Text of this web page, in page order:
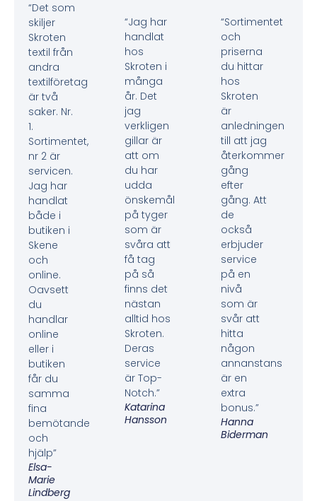
“Det som
skiljer
Skroten
textil från
andra
textilföretag
är två
saker. Nr.
1.
Sortimentet,
nr 2 är
servicen.
Jag har
handlat
både i
butiken i
Skene
och
online.
Oavsett
du
handlar
online
eller i
butiken
får du
samma
fina
bemötande
och
hjälp”
Elsa-
Marie
Lindberg
“Jag har
handlat
hos
Skroten i
många
år. Det
jag
verkligen
gillar är
att om
du har
udda
önskemål
på tyger
som är
svåra att
få tag
på så
finns det
nästan
alltid hos
Skroten.
Deras
service
är Top-
Notch.”
Katarina
Hansson
“Sortimentet
och
priserna
du hittar
hos
Skroten
är
anledningen
till att jag
återkommer
gång
efter
gång. Att
de
också
erbjuder
service
på en
nivå
som är
svår att
hitta
någon
annanstans
är en
extra
bonus.”
Hanna
Biderman